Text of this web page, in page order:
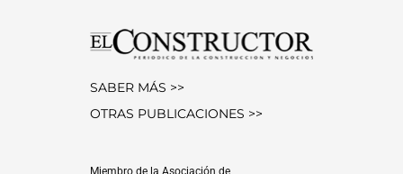
SABER MÁS >>
OTRAS PUBLICACIONES >>
Miembro de la Asociación de